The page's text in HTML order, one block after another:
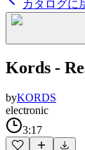
カタログに
Kords -
byKORDS
electronic
3:17